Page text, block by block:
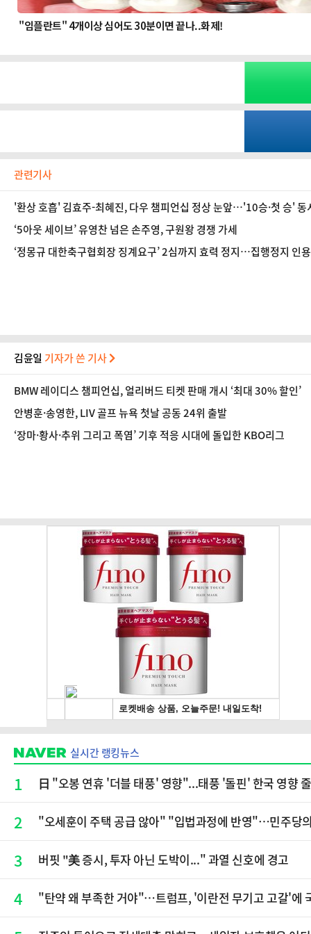
관련기사
'환상 호흡' 김효주-최혜진, 다우 챔피언십 정상 눈앞…'10승·첫 승'
‘5아웃 세이브’ 유영찬 넘은 손주영, 구원왕 경쟁 가세
‘정몽규 대한축구협회장 징계요구’ 2심까지 효력 정지…집행정지 인용
김윤일 기자가 쓴 기사
BMW 레이디스 챔피언십, 얼리버드 티켓 판매 개시 ‘최대 30% 할인’
안병훈·송영한, LIV 골프 뉴욕 첫날 공동 24위 출발
‘장마·황사·추위 그리고 폭염’ 기후 적응 시대에 돌입한 KBO리그
실시간 랭킹뉴스
1 日 "오봉 연휴 '더블 태풍' 영향"...태풍 '돌핀' 한국 영향
2 "오세훈이 주택 공급 않아" "입법과정에 반영"…민주당
3 버핏 "美 증시, 투자 아닌 도박이..." 과열 신호에 경고
4 "탄약 왜 부족한 거야"…트럼프, '이란전 무기고 고갈'에